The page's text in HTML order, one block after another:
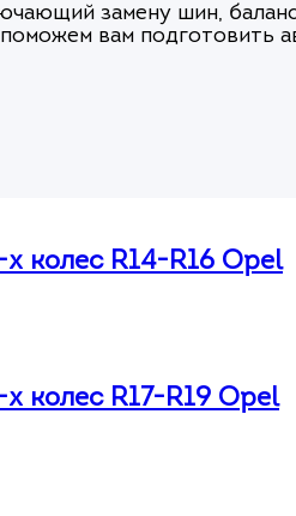
замену шин,
вам подготовить
колес R14-R16 Opel
колес R17-R19 Opel